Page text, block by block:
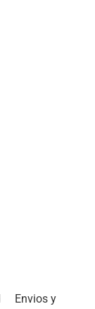
Envios y